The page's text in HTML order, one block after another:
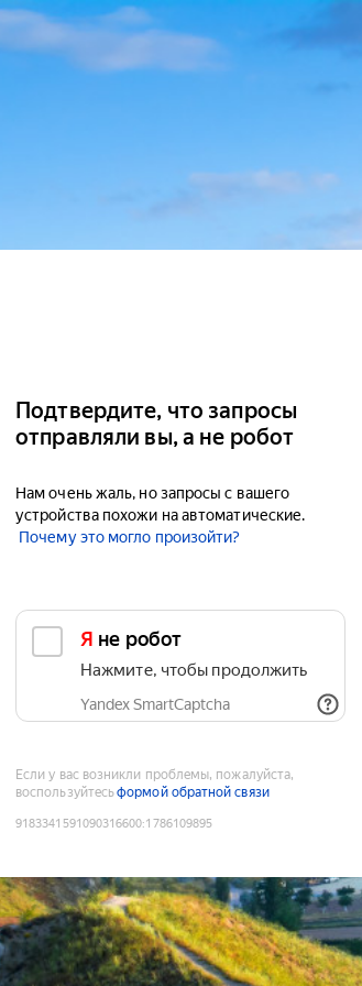
Подтвердите, что запросы
отправляли вы, а не робот
Нам очень жаль, но запросы с вашего
устройства похожи на автоматические.
Почему это могло произойти?
Я не робот
Нажмите, чтобы продолжить
Yandex SmartCaptcha
Если у вас возникли проблемы, пожалуйста,
воспользуйтесьформой обратной связи
9183341591090316600:1786109895